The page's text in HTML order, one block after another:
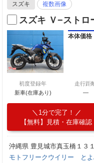
スズキ 複数画像
スズキ Ｖ−ストロ
本体価格
初度登録年
新車(在庫あり)
走行距
―
1分で完了！
【無料】見積・在庫確認
沖縄県 豊見城市真玉橋１３
モトフリークウイリー と